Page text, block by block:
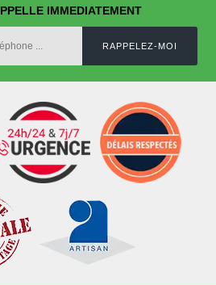
IMMEDIATEMENT